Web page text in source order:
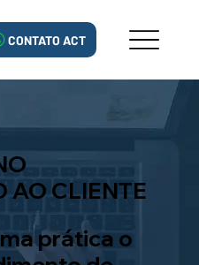
CONTATO ACT
AO CLIENTE
prática o